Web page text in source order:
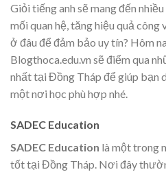
Giỏi tiếng anh sẽ mang đến
mối quan hệ, tăng hiệu quả công
ở đâu để đảm bảo uy tín? Hôm
Blogthoca.edu.vn sẽ điểm qua
nhất tại Đồng Tháp để giúp bạn
một nơi học phù hợp nhé.
SADEC Education
SADEC Education là một trong
tốt tại Đồng Tháp. Nơi đây